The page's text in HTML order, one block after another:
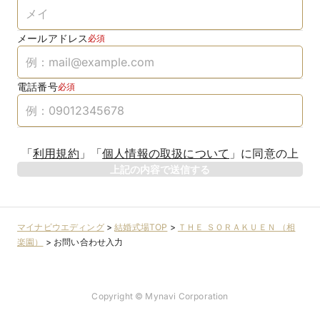
メールアドレス 必須
電話番号必須
「利用規約 」 「個人情報の取扱について 」 に同意の上
上記の内容で送信する
マイナビウエディング>結婚式場TOP > ＴＨＥ ＳＯＲＡＫＵＥＮ （相
楽園）
> お問い合わせ入力
Copyright © Mynavi Corporation